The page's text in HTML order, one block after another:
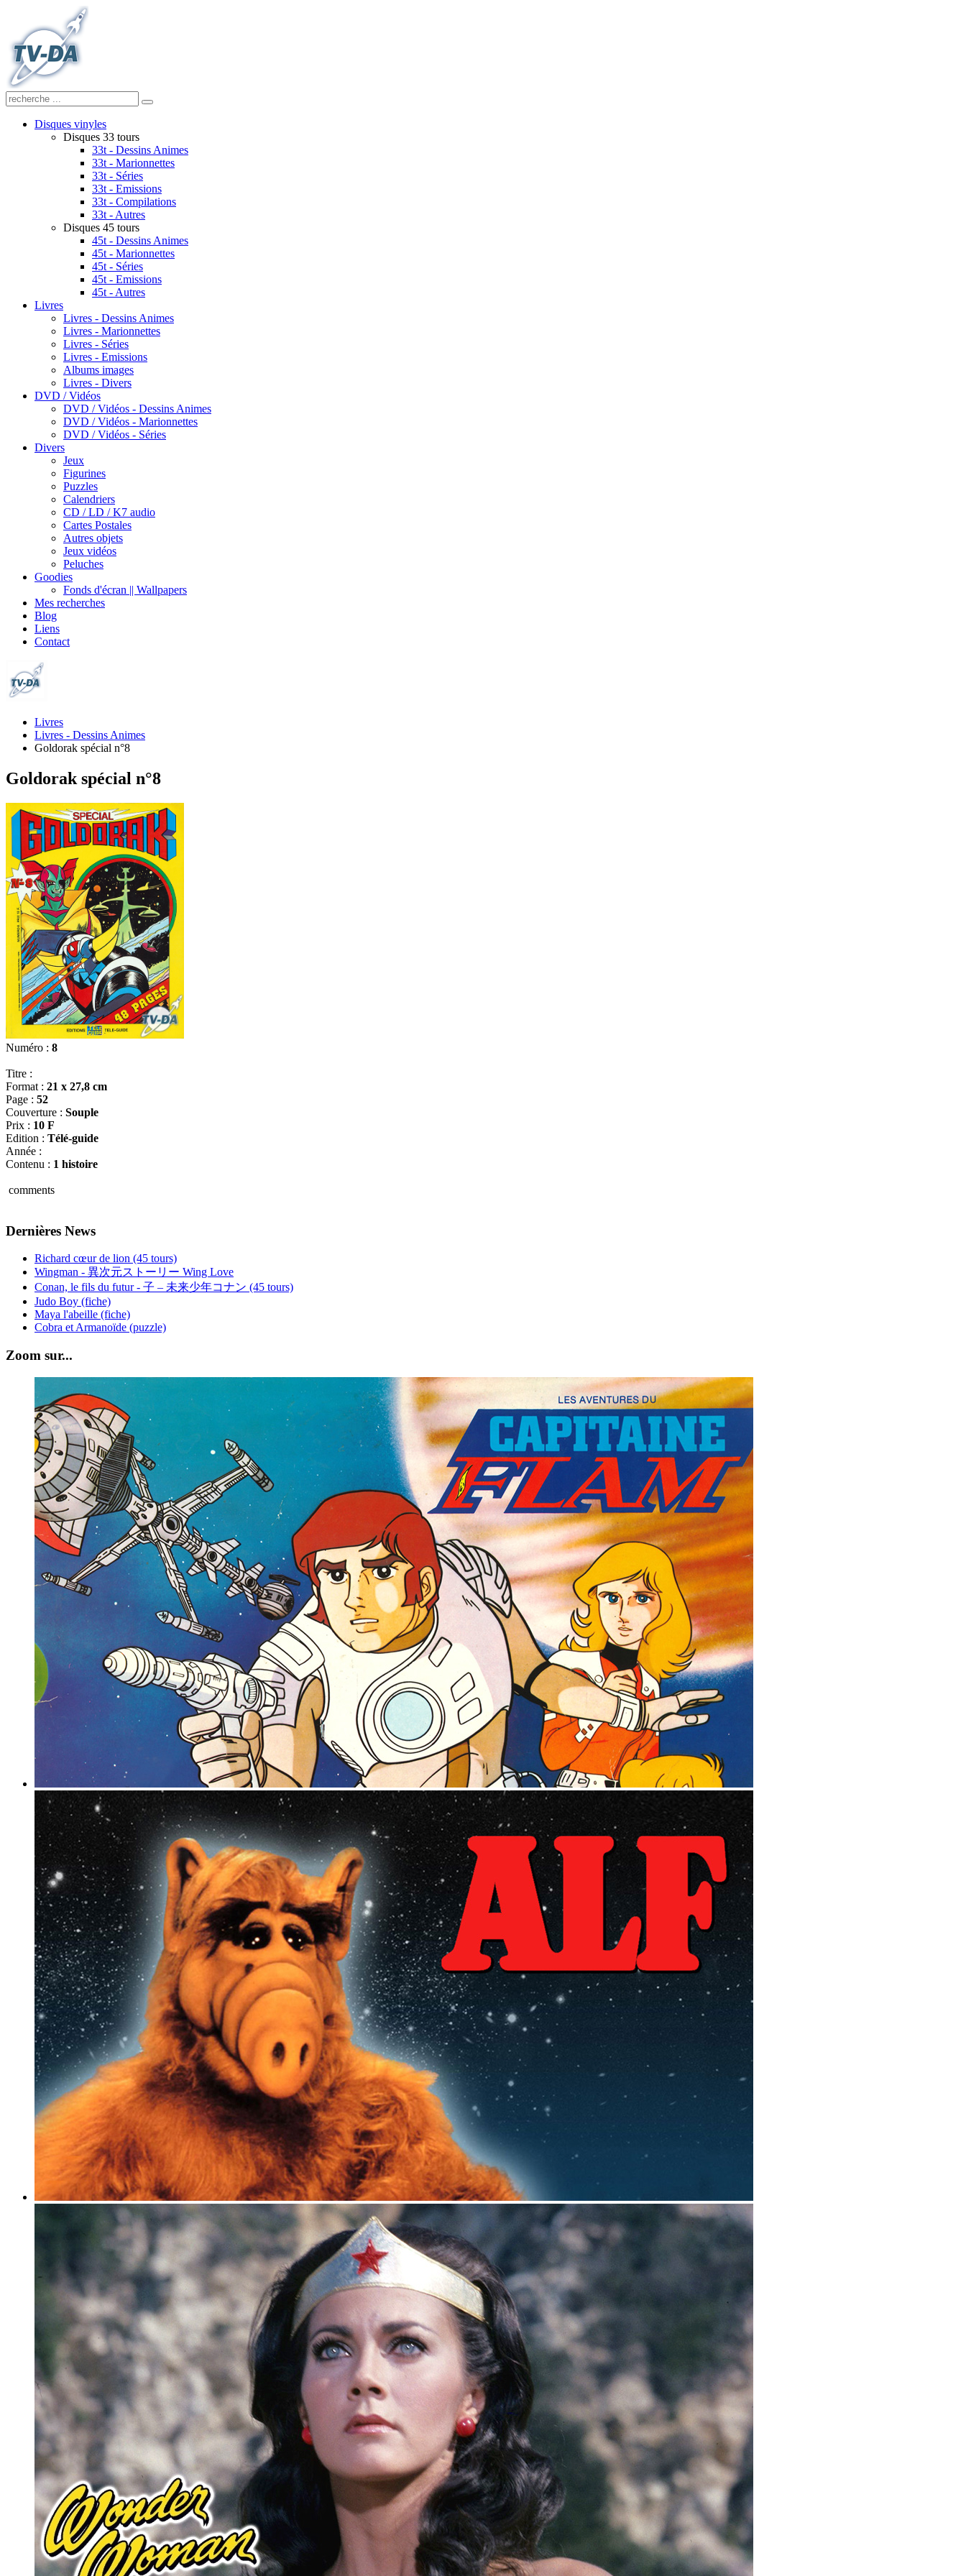
Disques vinyles
Disques 33 tours
33t - Dessins Animes
33t - Marionnettes
33t - Séries
33t - Emissions
33t - Compilations
33t - Autres
Disques 45 tours
45t - Dessins Animes
45t - Marionnettes
45t - Séries
45t - Emissions
45t - Autres
Livres
Livres - Dessins Animes
Livres - Marionnettes
Livres - Séries
Livres - Emissions
Albums images
Livres - Divers
DVD / Vidéos
DVD / Vidéos - Dessins Animes
DVD / Vidéos - Marionnettes
DVD / Vidéos - Séries
Divers
Jeux
Figurines
Puzzles
Calendriers
CD / LD / K7 audio
Cartes Postales
Autres objets
Jeux vidéos
Peluches
Goodies
Fonds d'écran || Wallpapers
Mes recherches
Blog
Liens
Contact
Livres
Livres - Dessins Animes
Goldorak spécial n°8
Goldorak spécial n°8
Numéro : 8
Titre :
Format : 21 x 27,8 cm
Page : 52
Couverture : Souple
Prix : 10 F
Edition : Télé-guide
Année :
Contenu : 1 histoire
comments
Dernières News
Richard cœur de lion (45 tours)
Wingman - 異次元ストーリー Wing Love
Conan, le fils du futur - 子 – 未来少年コナン (45 tours)
Judo Boy (fiche)
Maya l'abeille (fiche)
Cobra et Armanoïde (puzzle)
Zoom sur...